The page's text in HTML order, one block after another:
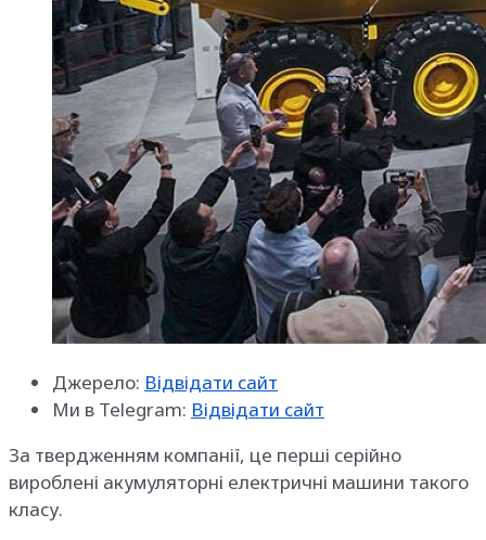
Джерело: Відвідати сайт
Ми в Telegram: Відвідати сайт
За твердженням компанії, це перші серійно
вироблені акумуляторні електричні машини такого
класу.